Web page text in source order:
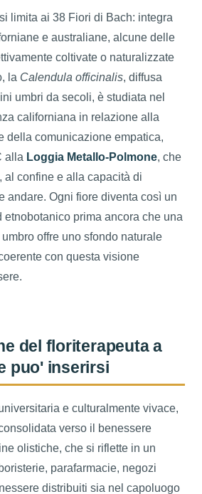
limita ai 38 Fiori di Bach: integra
e australiane, alcune delle
coltivate o naturalizzate
la Calendula officinalis, diffusa
umbri da secoli, è studiata nel
californiana in relazione alla
della comunicazione empatica,
alla Loggia Metallo-Polmone, che
al confine e alla capacità di
andare. Ogni fiore diventa così un
etnobotanico prima ancora che una
offre uno sfondo naturale
con questa visione
del floriterapeuta a
puo' inserirsi
e culturalmente vivace,
verso il benessere
olistiche, che si riflette in un
parafarmacie, negozi
distribuiti sia nel capoluogo